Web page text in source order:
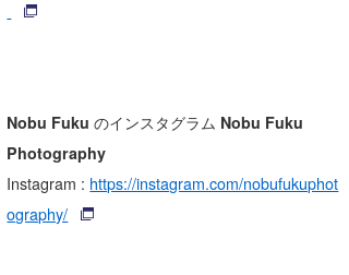
Nobu Fukuのインスタグラム Nobu Fuku
Photography
Instagram : https://instagram.com/nobufukuphot
ography/